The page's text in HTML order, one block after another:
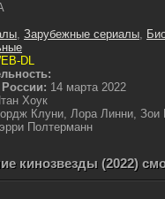
, Зарубежные сериалы,
DL
14 марта 2022
Хоук
Клуни, Лора Линни, Зои
Полтерманн
кинозвезды (2022)